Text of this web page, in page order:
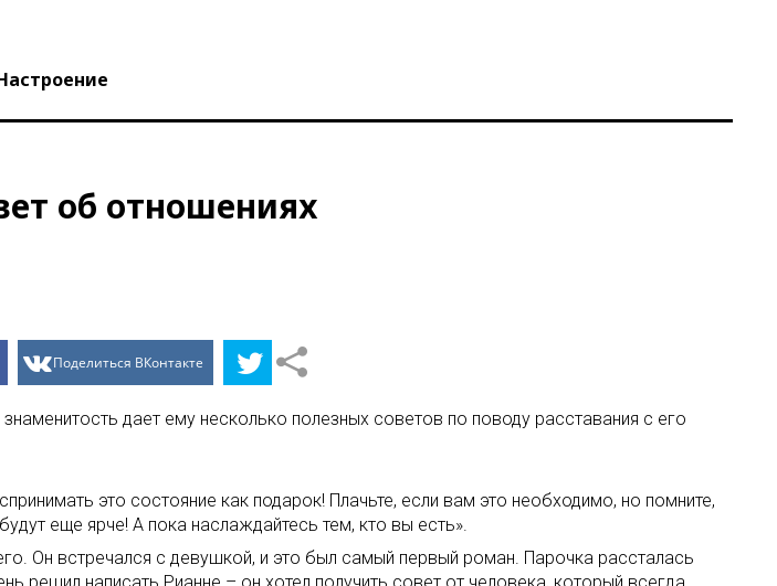
об отношениях
Поделиться ВКонтакте
дает ему несколько полезных советов по поводу расставания с его
это состояние как подарок! Плачьте, если вам это необходимо, но помните,
еще ярче! А пока наслаждайтесь тем, кто вы есть».
Он встречался с девушкой, и это был самый первый роман. Парочка рассталась